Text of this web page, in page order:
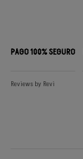
PAGO 100% SEGURO
Reviews by Revi